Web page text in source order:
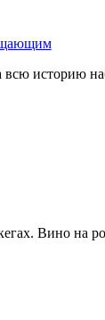
всю историю
Вино на